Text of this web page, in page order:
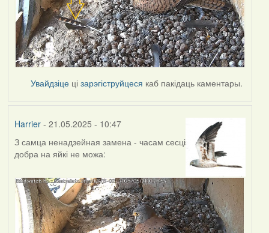
Увайдзіце цізарэгіструйцеся каб пакідаць каментары.
Harrier- 21.05.2025 - 10:47
З самца ненадзейная замена - часам сесці
добра на яйкі не можа: